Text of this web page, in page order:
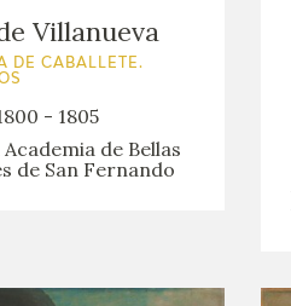
Villanueva
DE CABALLETE.
- 1805
Academia de Bellas
de San Fernando